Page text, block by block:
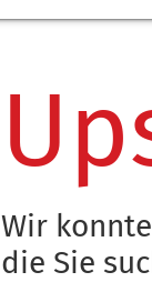
Wir
die Sie